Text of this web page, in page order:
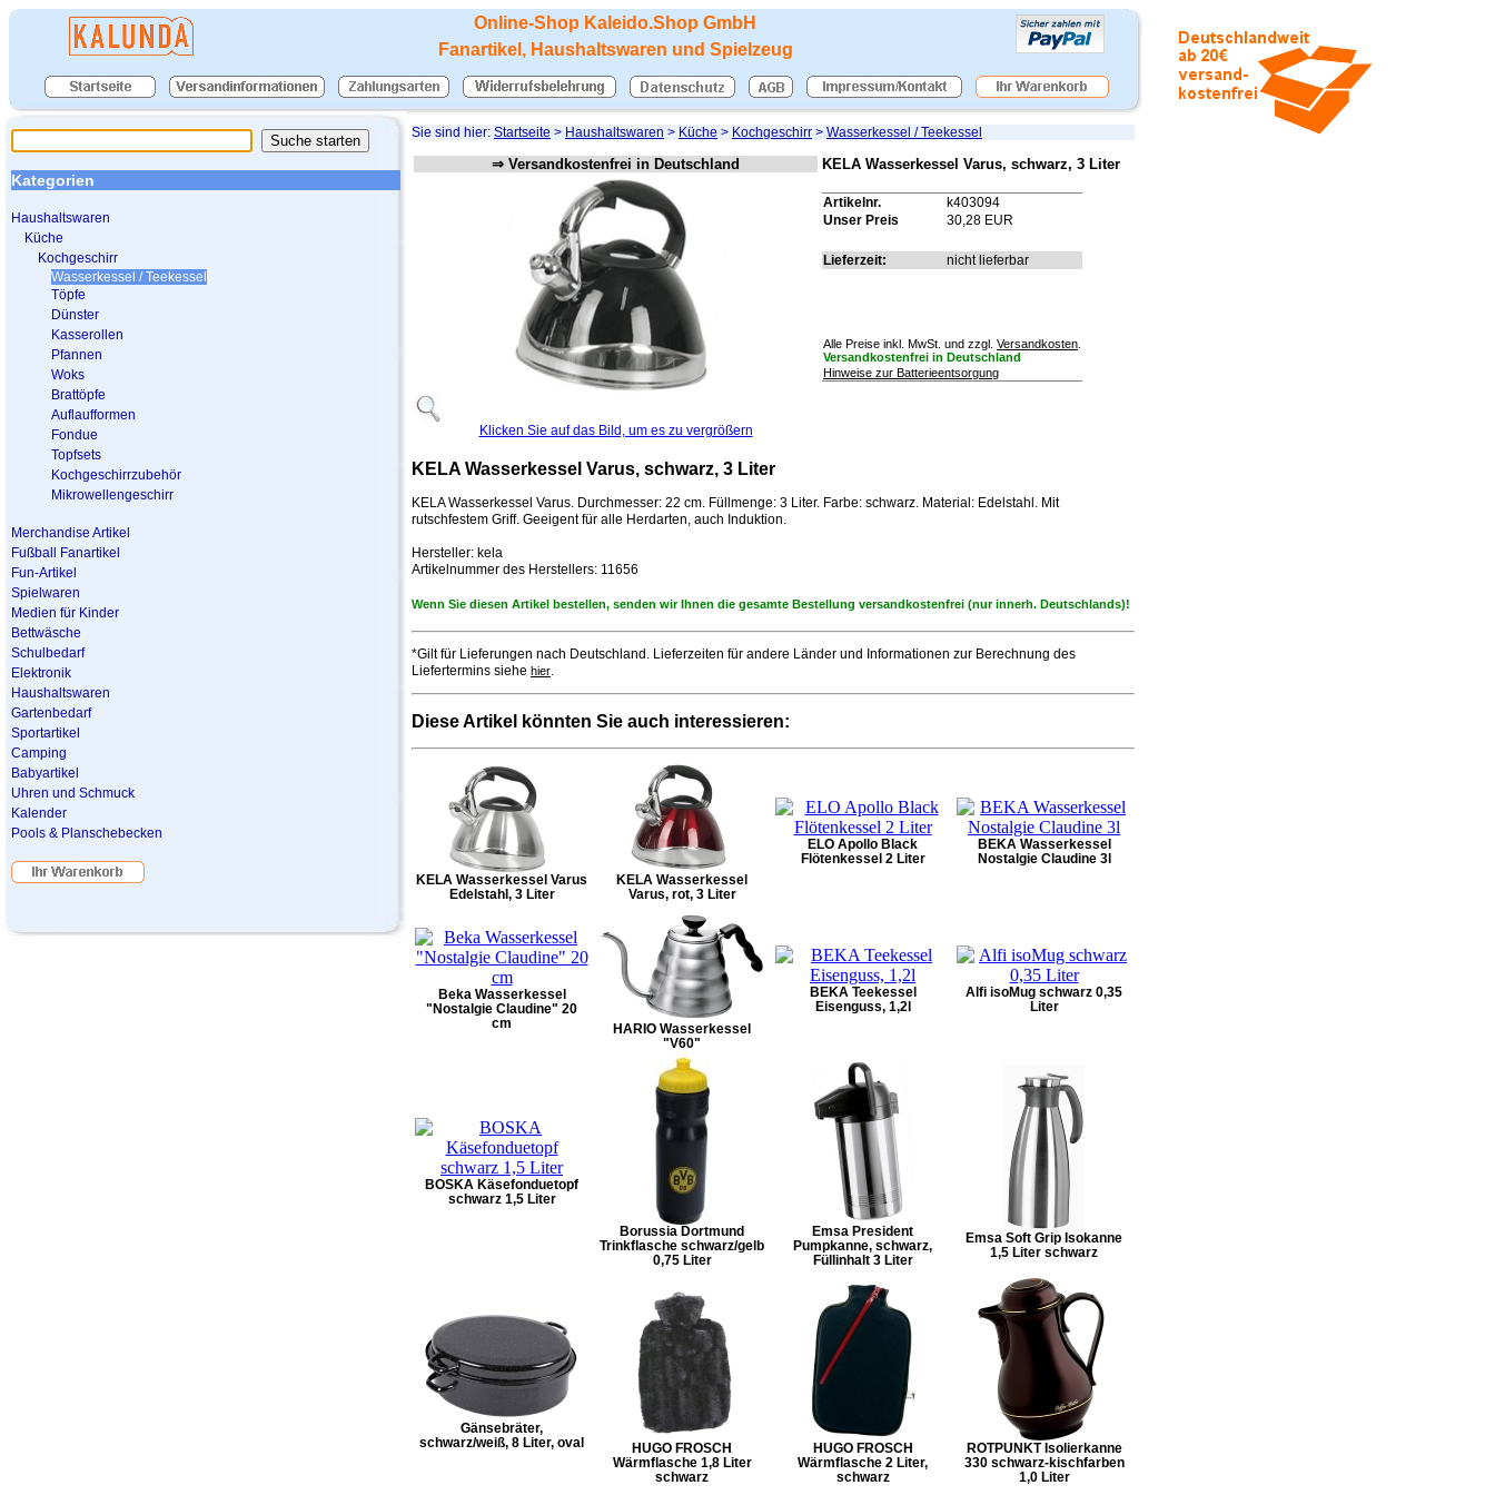
Online-Shop Kaleido.Shop GmbH
Fanartikel, Haushaltswaren und Spielzeug
Sie sind hier: Startseite > Haushaltswaren > Küche > Kochgeschirr > Wasserkessel / Teekessel
⇒ Versandkostenfrei in Deutschland
Klicken Sie auf das Bild, um es zu vergrößern
KELA Wasserkessel Varus, schwarz, 3 Liter
Artikelnr.
k403094
Unser Preis
30,28 EUR
Lieferzeit: nicht lieferbar
Alle Preise inkl. MwSt. und zzgl. Versandkosten
Versandkostenfrei in Deutschland
Hinweise zur Batterieentsorgung
KELA Wasserkessel Varus, schwarz, 3 Liter
KELA Wasserkessel Varus. Durchmesser: 22 cm. Füllmenge: 3 Liter. Farbe: schwarz. Material: Edelstahl. Mit
rutschfestem Griff. Geeigent für alle Herdarten, auch Induktion.
Hersteller: kela
Artikelnummer des Herstellers: 11656
Wenn Sie diesen Artikel bestellen, senden wir Ihnen die gesamte Bestellung versandkostenfrei (nur innerh. Deutschlands)!
*Gilt für Lieferungen nach Deutschland. Lieferzeiten für andere Länder und Informationen zur Berechnung des
Liefertermins siehe hier.
Diese Artikel könnten Sie auch interessieren:
KELA Wasserkessel Varus
Edelstahl, 3 Liter
KELA Wasserkessel
Varus, rot, 3 Liter
ELO Apollo Black
Flötenkessel 2 Liter
BEKA Wasserkessel
Nostalgie Claudine 3l
Beka Wasserkessel
"Nostalgie Claudine" 20
cm
HARIO Wasserkessel
"V60"
BEKA Teekessel
Eisenguss, 1,2l
Alfi isoMug schwarz 0,35
Liter
BOSKA Käsefonduetopf
schwarz 1,5 Liter
Borussia Dortmund
Trinkflasche schwarz/gelb
0,75 Liter
Emsa President
Pumpkanne, schwarz,
Füllinhalt 3 Liter
Emsa Soft Grip Isokanne
1,5 Liter schwarz
Gänsebräter,
schwarz/weiß, 8 Liter, oval
HUGO FROSCH
Wärmflasche 1,8 Liter
schwarz
HUGO FROSCH
Wärmflasche 2 Liter,
schwarz
ROTPUNKT Isolierkanne
330 schwarz-kischfarben
1,0 Liter
Kategorien
Haushaltswaren
Küche
Kochgeschirr
Wasserkessel / Teekessel
Töpfe
Dünster
Kasserollen
Pfannen
Woks
Brattöpfe
Auflaufformen
Fondue
Topfsets
Kochgeschirrzubehör
Mikrowellengeschirr
Merchandise Artikel
Fußball Fanartikel
Fun-Artikel
Spielwaren
Medien für Kinder
Bettwäsche
Schulbedarf
Elektronik
Haushaltswaren
Gartenbedarf
Sportartikel
Camping
Babyartikel
Uhren und Schmuck
Kalender
Pools & Planschebecken